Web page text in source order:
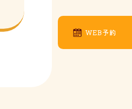
WEB予約